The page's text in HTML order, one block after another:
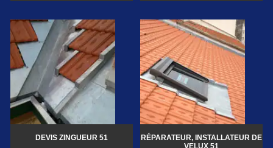
DEVIS ZINGUEUR 51
RÉPARATEUR, INSTALLATEUR DE
VELUX 51